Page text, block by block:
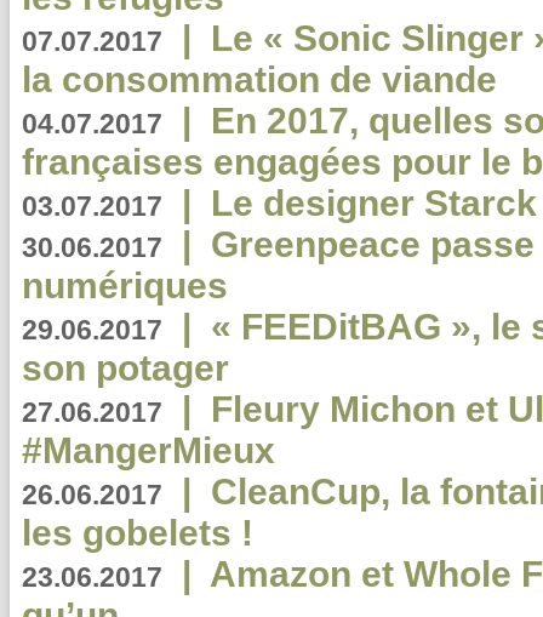
07.07.2017 | Le « Sonic Slinger
la consommation de viande
04.07.2017 | En 2017, quelles
françaises engagées pour le
03.07.2017 | Le designer
30.06.2017 | Greenpeace
numériques
29.06.2017 | « FEEDitBAG », le
son potager
27.06.2017 | Fleury Michon et
#MangerMieux
26.06.2017 | CleanCup, la
les gobelets !
23.06.2017 | Amazon et Whole